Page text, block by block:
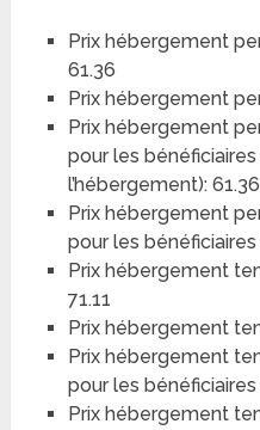
Prix hébergement
61.36
Prix hébergement
Prix hébergement
pour les bénéficiaires
l’hébergement): 61.36
Prix hébergement
pour les bénéficiaires
Prix hébergement
71.11
Prix hébergement
Prix hébergement
pour les bénéficiaires
Prix hébergement